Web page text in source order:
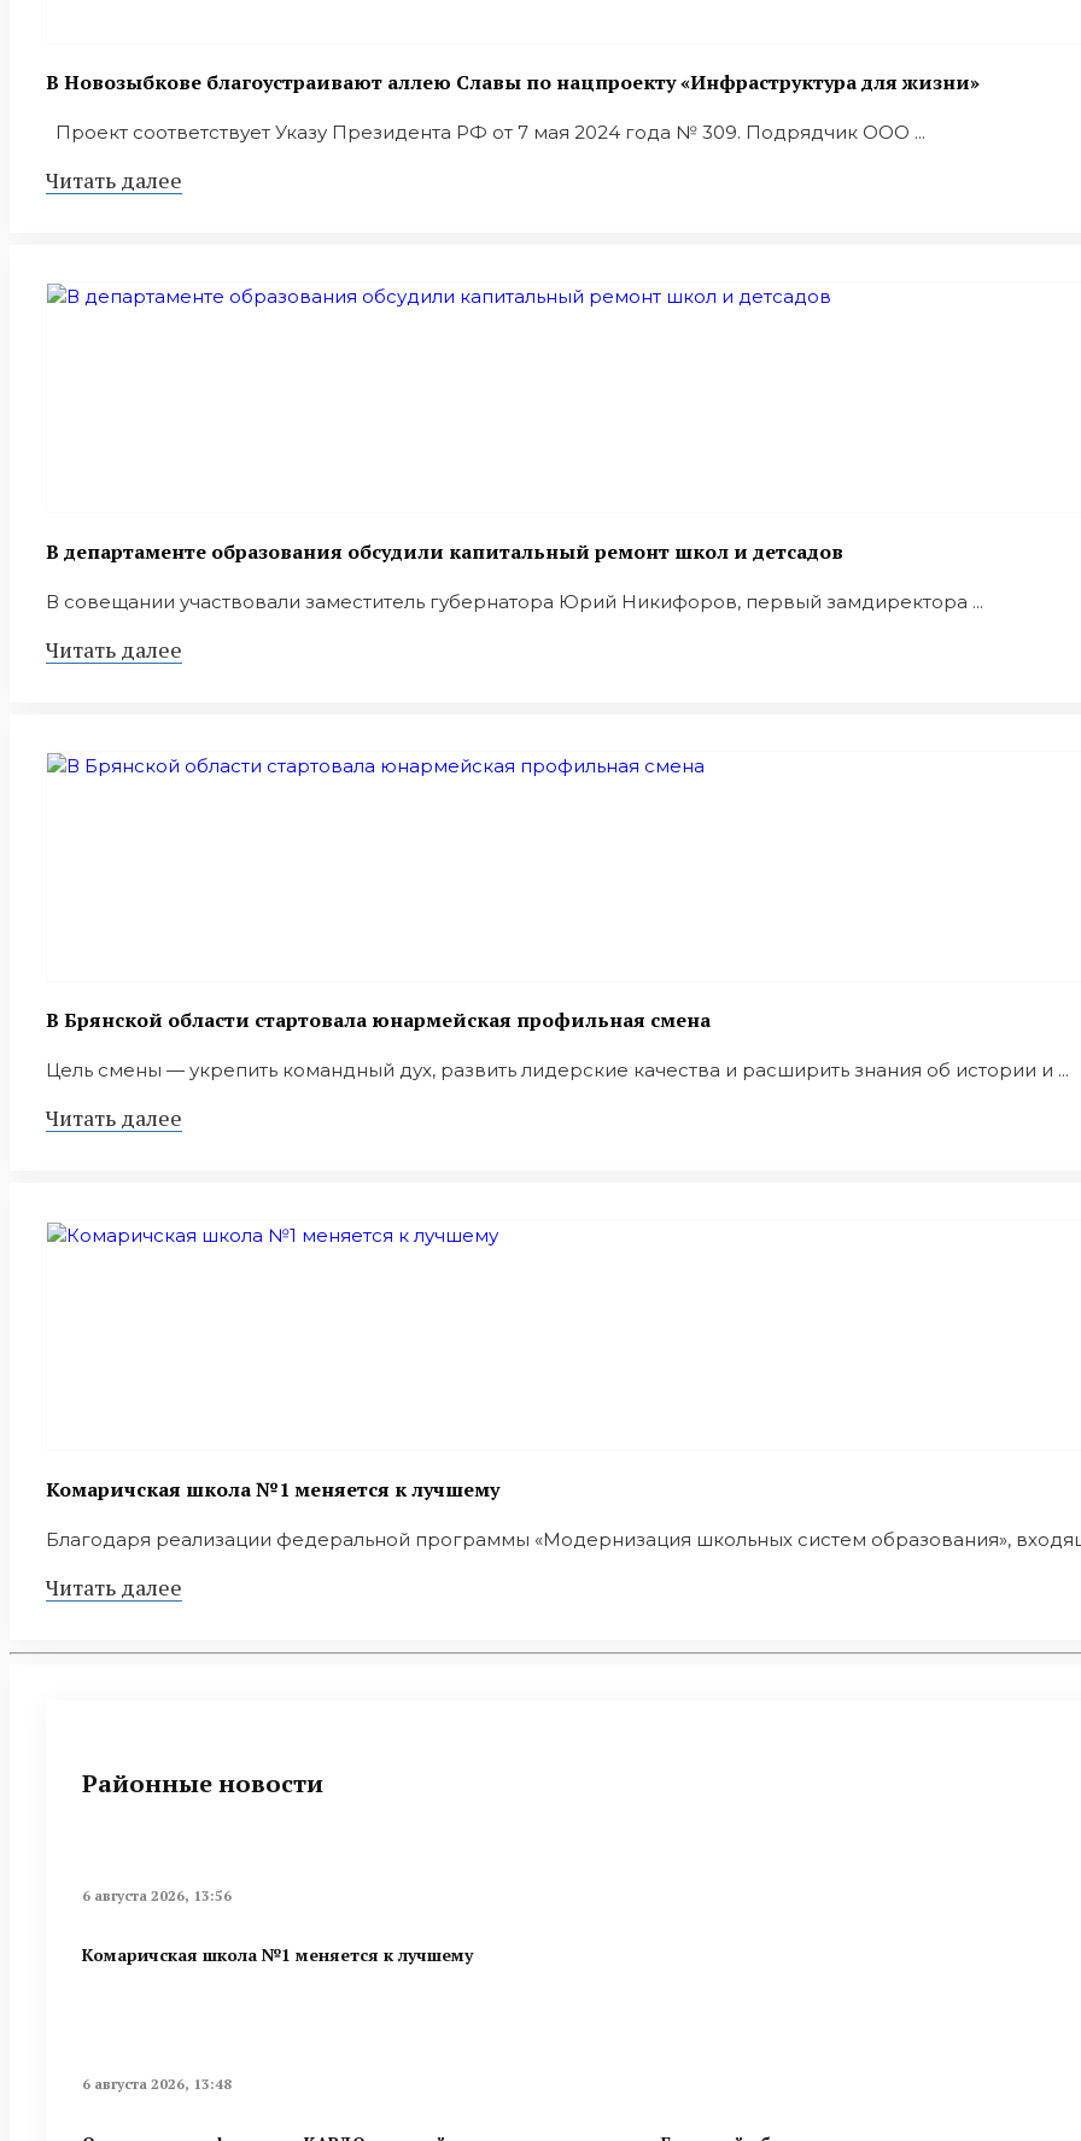
В Новозыбкове благоустраивают аллею Славы по нацпроекту «Инфраструктура для жизни»
Проект соответствует Указу Президента РФ от 7 мая 2024 года № 309. Подрядчик ООО ...
Читать далее
В департаменте образования обсудили капитальный ремонт школ и детсадов
В совещании участвовали заместитель губернатора Юрий Никифоров, первый замдиректора ...
Читать далее
В Брянской области стартовала юнармейская профильная смена
Цель смены — укрепить командный дух, развить лидерские качества и расширить знания об истории и ...
Читать далее
Комаричская школа №1 меняется к лучшему
Благодаря реализации федеральной программы «Модернизация школьных систем образования»,
Читать далее
Районные новости
6 августа 2026, 13:56
Комаричская школа №1 меняется к лучшему
6 августа 2026, 13:48